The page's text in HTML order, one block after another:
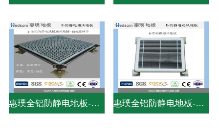
惠璞全铝防静电地板-PVC贴面 惠璞全铝防静电地板-PVC贴面